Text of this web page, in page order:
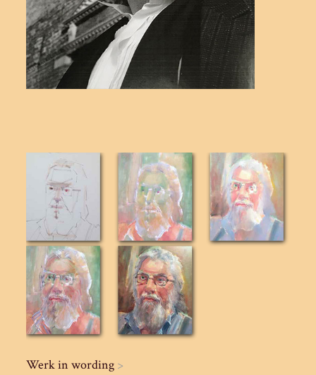
Werk in wording >